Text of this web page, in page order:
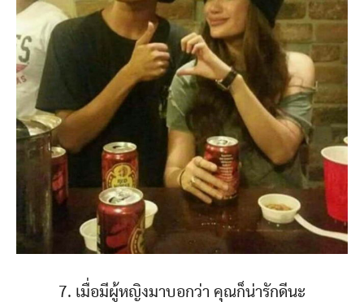
7. เมื่อมีผู้หญิงมาบอกว่า คุณก็น่ารักดีนะ